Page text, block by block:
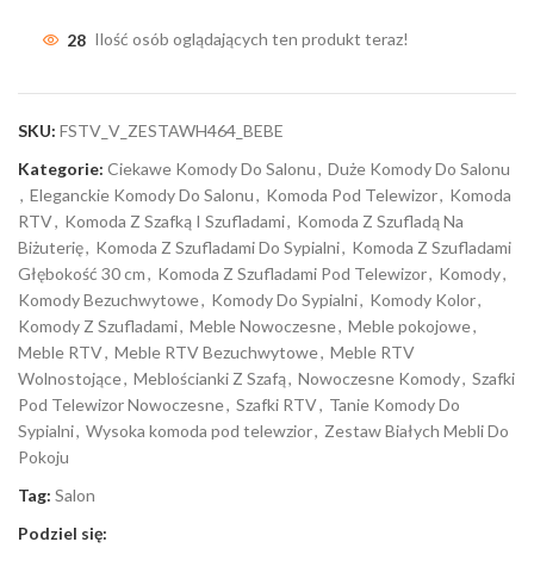
28 Ilość osób oglądających ten produkt teraz!
SKU: FSTV_V_ZESTAWH464_BEBE
Kategorie: Ciekawe Komody Do Salonu, Duże Komody Do Salonu
, Eleganckie Komody Do Salonu, Komoda Pod Telewizor, Komoda
RTV, Komoda Z Szafką I Szufladami, Komoda Z Szufladą Na
Biżuterię, Komoda Z Szufladami Do Sypialni, Komoda Z Szufladami
Głębokość 30 cm, Komoda Z Szufladami Pod Telewizor, Komody,
Komody Bezuchwytowe, Komody Do Sypialni, Komody Kolor,
Komody Z Szufladami, Meble Nowoczesne, Meble pokojowe,
Meble RTV, Meble RTV Bezuchwytowe, Meble RTV
Wolnostojące, Meblościanki Z Szafą, Nowoczesne Komody, Szafki
Pod Telewizor Nowoczesne, Szafki RTV, Tanie Komody Do
Sypialni, Wysoka komoda pod telewzior, Zestaw Białych Mebli Do
Pokoju
Tag: Salon
Podziel się: